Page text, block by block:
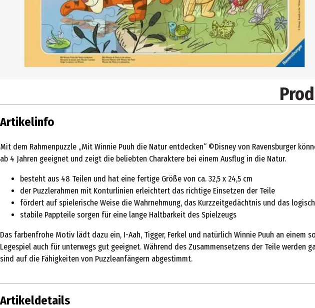
Artikelinfo
Mit dem Rahmenpuzzle „Mit Winnie Puuh die Natur entdecken“ ©Disney von Ravensburger
ab 4 Jahren geeignet und zeigt die beliebten Charaktere bei einem Ausflug in die Natur.
besteht aus 48 Teilen und hat eine fertige Größe von ca. 32,5 x 24,5 cm
der Puzzlerahmen mit Konturlinien erleichtert das richtige Einsetzen der Teile
fördert auf spielerische Weise die Wahrnehmung, das Kurzzeitgedächtnis und das
stabile Pappteile sorgen für eine lange Haltbarkeit des Spielzeugs
Das farbenfrohe Motiv lädt dazu ein, I-Aah, Tigger, Ferkel und natürlich Winnie Puuh an
Legespiel auch für unterwegs gut geeignet. Während des Zusammensetzens der Teile
sind auf die Fähigkeiten von Puzzleanfängern abgestimmt.
Artikeldetails